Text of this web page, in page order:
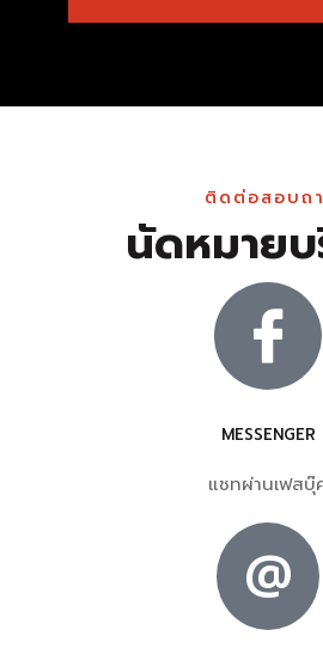
ติดต่อสอบถ
นัดหมายบ
MESSENGER
แชทผ่านเฟสบุ๊
@